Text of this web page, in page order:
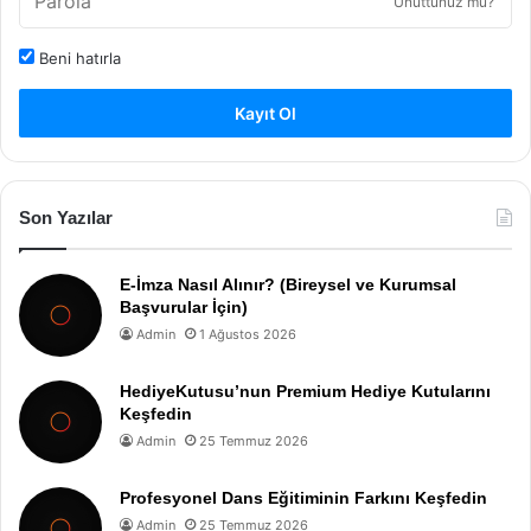
Beni hatırla
Kayıt Ol
Son Yazılar
E-İmza Nasıl Alınır? (Bireysel ve Kurumsal
Başvurular İçin)
Admin 1 Ağustos 2026
HediyeKutusu’nun Premium Hediye Kutularını
Keşfedin
Admin 25 Temmuz 2026
Profesyonel Dans Eğitiminin Farkını Keşfedin
Admin 25 Temmuz 2026